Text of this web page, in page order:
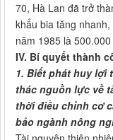
70, Hà Lan đã trở
khẩu bia tăng
năm 1985 là
IV. Bí quyết thành
1. Biết phát huy lợi
thác nguồn lực về
thời điều chỉnh cơ
bảo ngành nông